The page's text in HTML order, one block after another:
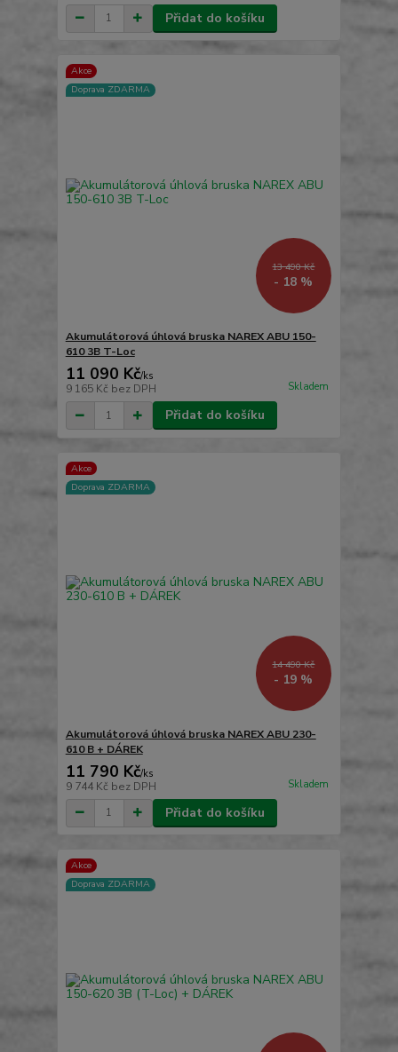
Přidat do košíku
Akce
Doprava ZDARMA
13 490 Kč
- 18 %
Akumulátorová úhlová bruska NAREX ABU 150-
610 3B T-Loc
11 090 Kč/ks
9 165 Kč bez DPH Skladem
Přidat do košíku
Akce
Doprava ZDARMA
14 490 Kč
- 19 %
Akumulátorová úhlová bruska NAREX ABU 230-
610 B + DÁREK
11 790 Kč/ks
9 744 Kč bez DPH Skladem
Přidat do košíku
Akce
Doprava ZDARMA